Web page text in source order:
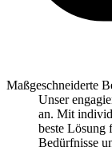
Maßgeschneiderte
Unser
an. Mit
beste Lösung
Bedürfnisse